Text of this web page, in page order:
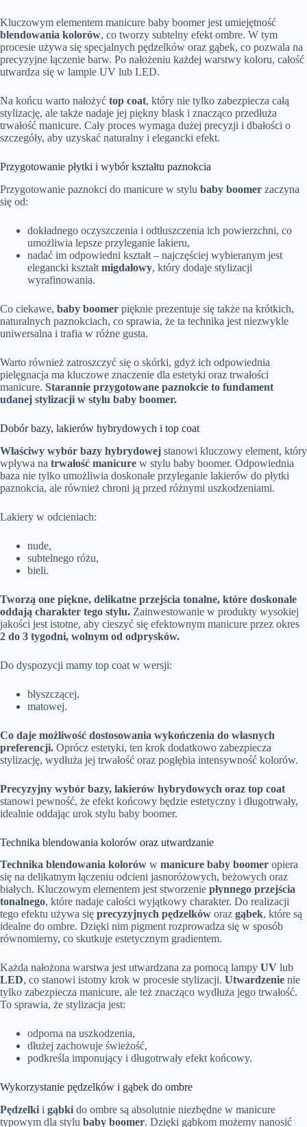
Kluczowym elementem manicure baby boomer jest umiejętność
blendowania kolorów, co tworzy subtelny efekt ombre. W tym
procesie używa się specjalnych pędzelków oraz gąbek, co pozwala na
precyzyjne łączenie barw. Po nałożeniu każdej warstwy koloru, całość
utwardza się w lampie UV lub LED.
Na końcu warto nałożyć top coat, który nie tylko zabezpiecza całą
stylizację, ale także nadaje jej piękny blask i znacząco przedłuża
trwałość manicure. Cały proces wymaga dużej precyzji i dbałości o
szczegóły, aby uzyskać naturalny i elegancki efekt.
Przygotowanie płytki i wybór kształtu paznokcia
Przygotowanie paznokci do manicure w stylu baby boomer zaczyna
się od:
dokładnego oczyszczenia i odtłuszczenia ich powierzchni, co
umożliwia lepsze przyleganie lakieru,
nadać im odpowiedni kształt – najczęściej wybieranym jest
elegancki kształt migdałowy, który dodaje stylizacji
wyrafinowania.
Co ciekawe, baby boomer pięknie prezentuje się także na krótkich,
naturalnych paznokciach, co sprawia, że ta technika jest niezwykle
uniwersalna i trafia w różne gusta.
Warto również zatroszczyć się o skórki, gdyż ich odpowiednia
pielęgnacja ma kluczowe znaczenie dla estetyki oraz trwałości
manicure. Starannie przygotowane paznokcie to fundament
udanej stylizacji w stylu baby boomer.
Dobór bazy, lakierów hybrydowych i top coat
Właściwy wybór bazy hybrydowej stanowi kluczowy element, który
wpływa na trwałość manicure w stylu baby boomer. Odpowiednia
baza nie tylko umożliwia doskonałe przyleganie lakierów do płytki
paznokcia, ale również chroni ją przed różnymi uszkodzeniami.
Lakiery w odcieniach:
nude,
subtelnego różu,
bieli.
Tworzą one piękne, delikatne przejścia tonalne, które doskonale
oddają charakter tego stylu. Zainwestowanie w produkty wysokiej
jakości jest istotne, aby cieszyć się efektownym manicure przez okres
2 do 3 tygodni, wolnym od odprysków.
Do dyspozycji mamy top coat w wersji:
błyszczącej,
matowej.
Co daje możliwość dostosowania wykończenia do własnych
preferencji. Oprócz estetyki, ten krok dodatkowo zabezpiecza
stylizację, wydłuża jej trwałość oraz pogłębia intensywność kolorów.
Precyzyjny wybór bazy, lakierów hybrydowych oraz top coat
stanowi pewność, że efekt końcowy będzie estetyczny i długotrwały,
idealnie oddając urok stylu baby boomer.
Technika blendowania kolorów oraz utwardzanie
Technika blendowania kolorów w manicure baby boomer opiera
się na delikatnym łączeniu odcieni jasnoróżowych, beżowych oraz
białych. Kluczowym elementem jest stworzenie płynnego przejścia
tonalnego, które nadaje całości wyjątkowy charakter. Do realizacji
tego efektu używa się precyzyjnych pędzelków oraz gąbek, które są
idealne do ombre. Dzięki nim pigment rozprowadza się w sposób
równomierny, co skutkuje estetycznym gradientem.
Każda nałożona warstwa jest utwardzana za pomocą lampy UV lub
LED, co stanowi istotny krok w procesie stylizacji. Utwardzenie nie
tylko zabezpiecza manicure, ale też znacząco wydłuża jego trwałość.
To sprawia, że stylizacja jest:
odporna na uszkodzenia,
dłużej zachowuje świeżość,
podkreśla imponujący i długotrwały efekt końcowy.
Wykorzystanie pędzelków i gąbek do ombre
Pędzelki i gąbki do ombre są absolutnie niezbędne w manicure
typowym dla stylu baby boomer. Dzięki gąbkom możemy nanosić